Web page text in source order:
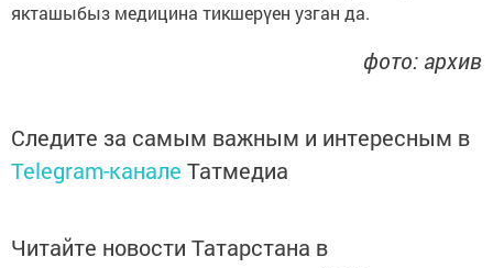
якташыбыз медицина тикшерүен узган да.
фото: архив
Следите за самым важным и интересным в
Telegram-канале Татмедиа
Читайте новости Татарстана в